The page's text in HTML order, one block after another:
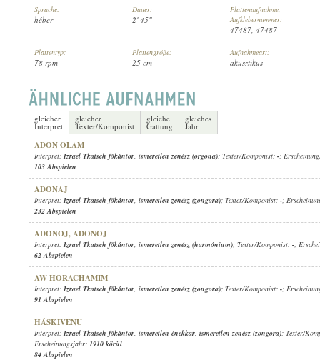
Sprache:
héber
Dauer:
2' 45"
Plattenaufnahme,
Aufklebernummer:
47487, 47487
Plattentyp:
78 rpm
Plattengröße:
25 cm
Aufnahmeart:
akusztikus
gleicher
Interpret
gleicher
Texter/Komponist
gleiche
Gattung
gleiches
Jahr
ADON OLAM
Interpret: Izrael Tkatsch főkántor, ismeretlen zenész (orgona); Texter/Komponist: -;
103 Abspielen
ADONAJ
Interpret: Izrael Tkatsch főkántor, ismeretlen zenész (zongora); Texter/Komponist: -;
232 Abspielen
ADONOJ, ADONOJ
Interpret: Izrael Tkatsch főkántor, ismeretlen zenész (harmónium); Texter/Komponist: -;
62 Abspielen
AW HORACHAMIM
Interpret: Izrael Tkatsch főkántor, ismeretlen zenész (zongora); Texter/Komponist: -;
91 Abspielen
HÁSKIVENU
Interpret: Izrael Tkatsch főkántor, ismeretlen énekkar, ismeretlen zenész (zongora); Texter/
Erscheinungsjahr: 1910 körül
84 Abspielen